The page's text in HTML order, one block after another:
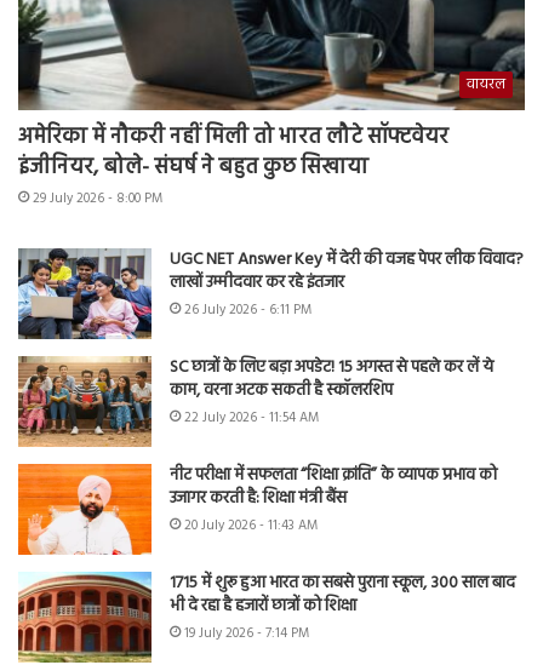
वायरल
अमेरिका में नौकरी नहीं मिली तो भारत लौटे सॉफ्टवेयर
इंजीनियर, बोले- संघर्ष ने बहुत कुछ सिखाया
29 July 2026 - 8:00 PM
UGC NET Answer Key में देरी की वजह पेपर लीक विवाद?
लाखों उम्मीदवार कर रहे इंतजार
26 July 2026 - 6:11 PM
SC छात्रों के लिए बड़ा अपडेट! 15 अगस्त से पहले कर लें ये
काम, वरना अटक सकती है स्कॉलरशिप
22 July 2026 - 11:54 AM
नीट परीक्षा में सफलता “शिक्षा क्रांति” के व्यापक प्रभाव को
उजागर करती है: शिक्षा मंत्री बैंस
20 July 2026 - 11:43 AM
1715 में शुरू हुआ भारत का सबसे पुराना स्कूल, 300 साल बाद
भी दे रहा है हजारों छात्रों को शिक्षा
19 July 2026 - 7:14 PM